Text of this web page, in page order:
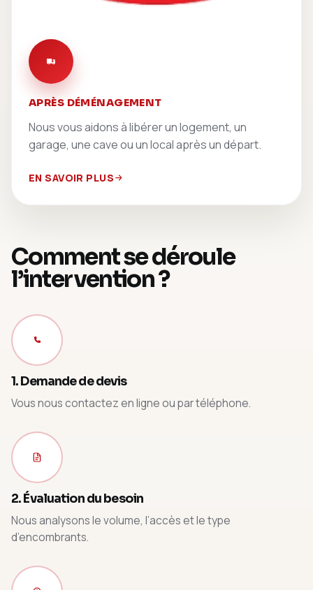
APRÈS DÉMÉNAGEMENT
Nous vous aidons à libérer un logement, un
garage, une cave ou un local après un départ.
EN SAVOIR PLUS
Comment se déroule
l’intervention ?
1. Demande de devis
Vous nous contactez en ligne ou par téléphone.
2. Évaluation du besoin
Nous analysons le volume, l’accès et le type
d’encombrants.